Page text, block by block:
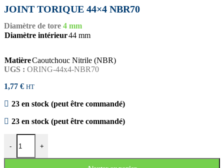
JOINT TORIQUE 44×4 NBR70
Diamètre de tore 4 mm
Diamètre intérieur44 mm
MatièreCaoutchouc Nitrile (NBR)
UGS : ORING-44x4-NBR70
1,77 € HT
23 en stock (peut être commandé)
23 en stock (peut être commandé)
-
quantité de JOINT TORIQUE 44x4 NBR70
+